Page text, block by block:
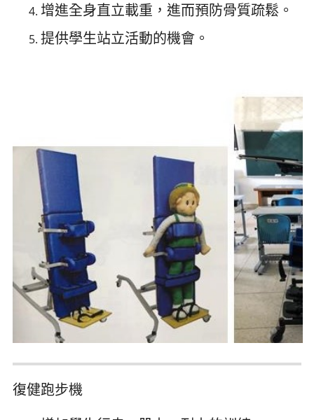
增進全身直立載重，進而預防骨質疏鬆。
提供學生站立活動的機會。
復健跑步機